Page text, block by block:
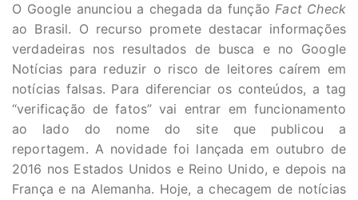
O Google anunciou a chegada da funçãoFact Check
ao Brasil. O recurso promete destacar informações
verdadeiras nos resultados de busca e no Google
Notícias para reduzir o risco de leitores caírem em
notícias falsas. Para diferenciar os conteúdos, a tag
“verificação de fatos” vai entrar em funcionamento
ao lado do nome do site que publicou a
reportagem. A novidade foi lançada em outubro de
2016 nos Estados Unidos e Reino Unido, e depois na
França e na Alemanha. Hoje, a checagem de notícias